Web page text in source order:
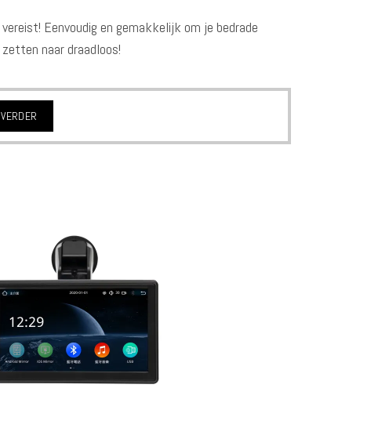
vereist! Eenvoudig en gemakkelijk om je bedrade
naar draadloos!